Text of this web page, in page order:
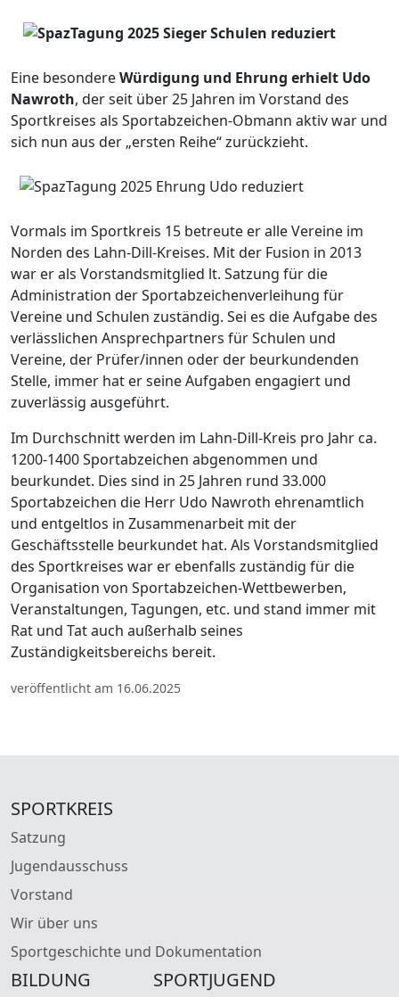
Eine besondereWürdigung und Ehrung erhielt Udo
Nawroth, der seit über 25 Jahren im Vorstand des
Sportkreises als Sportabzeichen-Obmann aktiv war und
sich nun aus der „ersten Reihe“ zurückzieht.
Vormals im Sportkreis 15 betreute er alle Vereine im
Norden des Lahn-Dill-Kreises. Mit der Fusion in 2013
war er als Vorstandsmitglied lt. Satzung für die
Administration der Sportabzeichenverleihung für
Vereine und Schulen zuständig. Sei es die Aufgabe des
verlässlichen Ansprechpartners für Schulen und
Vereine, der Prüfer/innen oder der beurkundenden
Stelle, immer hat er seine Aufgaben engagiert und
zuverlässig ausgeführt.
Im Durchschnitt werden im Lahn-Dill-Kreis pro Jahr ca.
1200-1400 Sportabzeichen abgenommen und
beurkundet. Dies sind in 25 Jahren rund 33.000
Sportabzeichen die Herr Udo Nawroth ehrenamtlich
und entgeltlos in Zusammenarbeit mit der
Geschäftsstelle beurkundet hat. Als Vorstandsmitglied
des Sportkreises war er ebenfalls zuständig für die
Organisation von Sportabzeichen-Wettbewerben,
Veranstaltungen, Tagungen, etc. und stand immer mit
Rat und Tat auch außerhalb seines
Zuständigkeitsbereichs bereit.
veröffentlicht am 16.06.2025
SPORTKREIS
Satzung
Jugendausschuss
Vorstand
Wir über uns
Sportgeschichte und Dokumentation
BILDUNG SPORTJUGEND